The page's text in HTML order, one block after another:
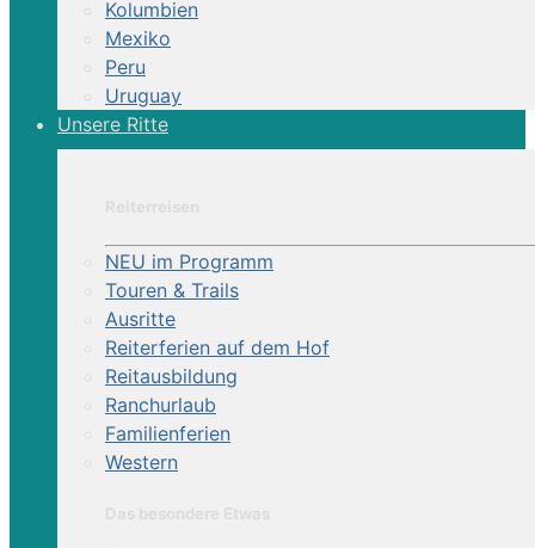
Kolumbien
Mexiko
Peru
Uruguay
Unsere Ritte
NEU im Programm
Touren & Trails
Ausritte
Reiterferien auf dem Hof
Reitausbildung
Ranchurlaub
Familienferien
Western